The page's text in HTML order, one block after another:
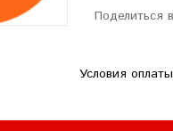
Поделиться в
Условия